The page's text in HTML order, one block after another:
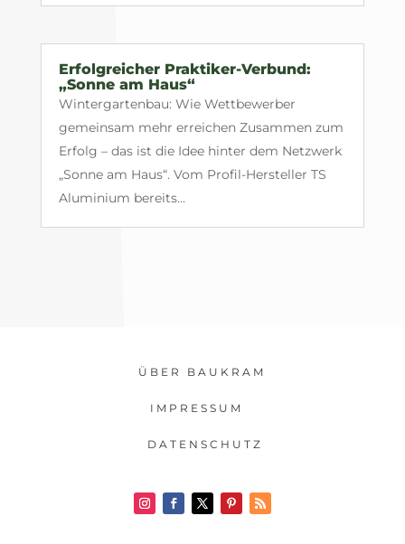
Erfolgreicher Praktiker-Verbund:
„Sonne am Haus“
Wintergartenbau: Wie Wettbewerber
gemeinsam mehr erreichen Zusammen zum
Erfolg – das ist die Idee hinter dem Netzwerk
„Sonne am Haus“. Vom Profil-Hersteller TS
Aluminium bereits...
ÜBER BAUKRAM
IMPRESSUM
DATENSCHUTZ